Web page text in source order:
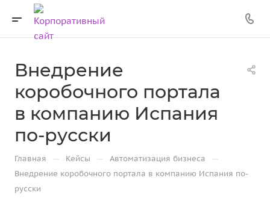
Внедрение
коробочного портала
в компанию Испания
по-русски
Главная — Кейсы — Автоматизация бизнеса —
Внедрение коробочного портала в компанию Испания по-
русски